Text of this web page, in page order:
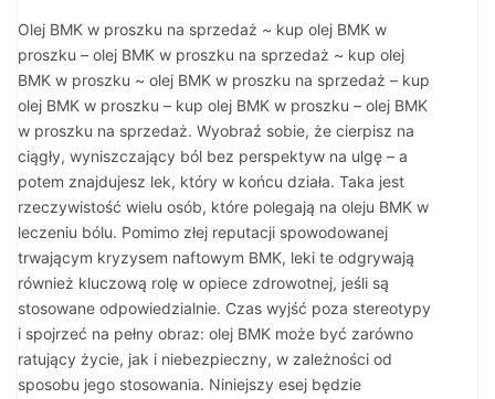
Olej BMK w proszku na sprzedaż ~ kup olej BMK w
proszku – olej BMK w proszku na sprzedaż ~ kup olej
BMK w proszku ~ olej BMK w proszku na sprzedaż – kup
olej BMK w proszku – kup olej BMK w proszku – olej BMK
w proszku na sprzedaż. Wyobraź sobie, że cierpisz na
ciągły, wyniszczający ból bez perspektyw na ulgę – a
potem znajdujesz lek, który w końcu działa. Taka jest
rzeczywistość wielu osób, które polegają na oleju BMK w
leczeniu bólu. Pomimo złej reputacji spowodowanej
trwającym kryzysem naftowym BMK, leki te odgrywają
również kluczową rolę w opiece zdrowotnej, jeśli są
stosowane odpowiedzialnie. Czas wyjść poza stereotypy
i spojrzeć na pełny obraz: olej BMK może być zarówno
ratujący życie, jak i niebezpieczny, w zależności od
sposobu jego stosowania. Niniejszy esej będzie